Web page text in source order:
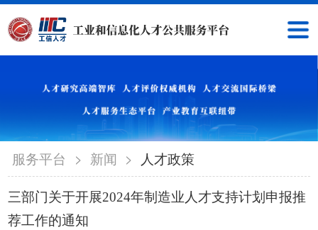
服务平台 > 新闻 > 人才政策
三部门关于开展2024年制造业人才支持计划申报推
荐工作的通知